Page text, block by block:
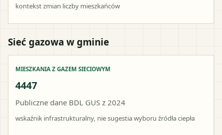
kontekst zmian liczby mieszkańców
Sieć gazowa w gminie
MIESZKANIA Z GAZEM SIECIOWYM
4447
Publiczne dane BDL GUS z 2024
wskaźnik infrastrukturalny, nie sugestia wyboru źródła ciepła